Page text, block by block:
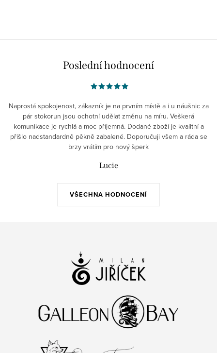
Poslední hodnocení
VŠECHNA HODNOCENÍ
Naprostá spokojenost, zákazník je na prvním místě a i u náušnic za
pár stokorun jsou ochotní udělat změnu na míru. Veškerá
komunikace je rychlá a moc příjemná. Dodané zboží je kvalitní a
přišlo nadstandardně pěkně zabalené. Doporučuji všem a ráda se
brzy vrátím pro nový šperk
Lucie